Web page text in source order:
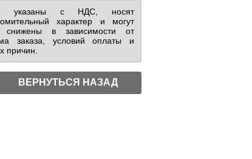
указаны с НДС, носят
характер и могут
снижены в зависимости от
заказа, условий оплаты и
причин.
ВЕРНУТЬСЯ НАЗАД